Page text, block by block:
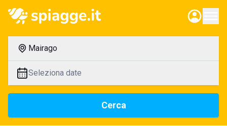
Mairago
Seleziona date
Cerca